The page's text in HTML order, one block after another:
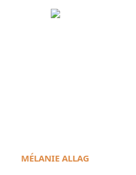
MÉLANIE ALLAG